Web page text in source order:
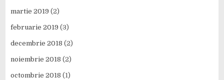
martie 2019 (2)
februarie 2019 (3)
decembrie 2018 (2)
noiembrie 2018 (2)
octombrie 2018 (1)